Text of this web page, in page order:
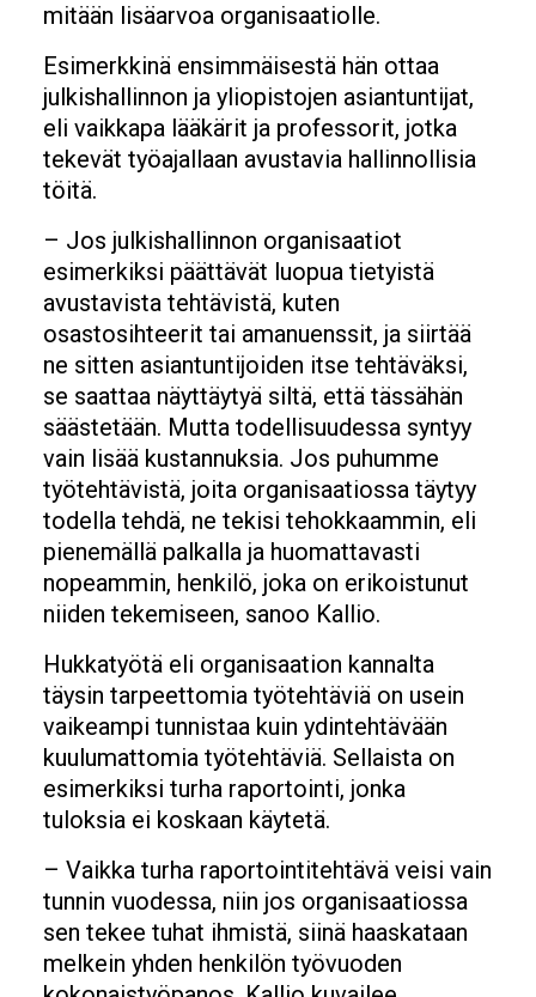
mitään lisäarvoa organisaatiolle.
Esimerkkinä ensimmäisestä hän ottaa
julkishallinnon ja yliopistojen asiantuntijat,
eli vaikkapa lääkärit ja professorit, jotka
tekevät työajallaan avustavia hallinnollisia
töitä.
– Jos julkishallinnon organisaatiot
esimerkiksi päättävät luopua tietyistä
avustavista tehtävistä, kuten
osastosihteerit tai amanuenssit, ja siirtää
ne sitten asiantuntijoiden itse tehtäväksi,
se saattaa näyttäytyä siltä, että tässähän
säästetään. Mutta todellisuudessa syntyy
vain lisää kustannuksia. Jos puhumme
työtehtävistä, joita organisaatiossa täytyy
todella tehdä, ne tekisi tehokkaammin, eli
pienemällä palkalla ja huomattavasti
nopeammin, henkilö, joka on erikoistunut
niiden tekemiseen, sanoo Kallio.
Hukkatyötä eli organisaation kannalta
täysin tarpeettomia työtehtäviä on usein
vaikeampi tunnistaa kuin ydintehtävään
kuulumattomia työtehtäviä. Sellaista on
esimerkiksi turha raportointi, jonka
tuloksia ei koskaan käytetä.
– Vaikka turha raportointitehtävä veisi vain
tunnin vuodessa, niin jos organisaatiossa
sen tekee tuhat ihmistä, siinä haaskataan
melkein yhden henkilön työvuoden